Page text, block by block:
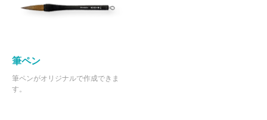
筆ペン
筆ペンがオリジナルで作成できま
す。